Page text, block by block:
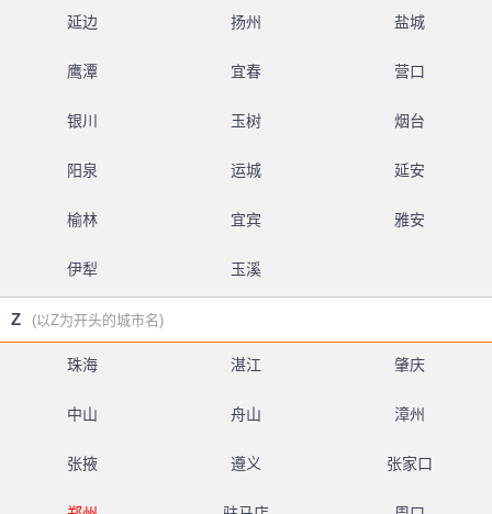
延边 扬州 盐城
鹰潭 宜春 营口
银川 玉树 烟台
阳泉 运城 延安
榆林 宜宾 雅安
伊犁 玉溪
Z (以Z为开头的城市名)
珠海 湛江 肇庆
中山 舟山 漳州
张掖 遵义 张家口